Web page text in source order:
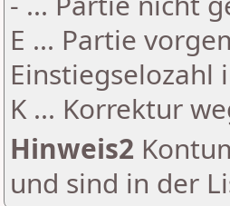
E ... Partie
Einstiegselozahl
K ... Korrektur
Hinweis2
und sind in der